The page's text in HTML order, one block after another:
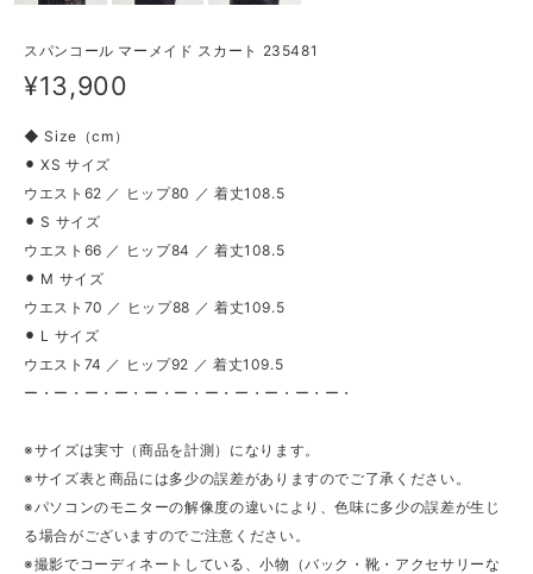
スパンコール マーメイド スカート 235481
¥13,900
◆ Size（cm）
⚫︎ XS サイズ
ウエスト62 ／ ヒップ80 ／ 着丈108.5
⚫︎ S サイズ
ウエスト66 ／ ヒップ84 ／ 着丈108.5
⚫︎ M サイズ
ウエスト70 ／ ヒップ88 ／ 着丈109.5
⚫︎ L サイズ
ウエスト74 ／ ヒップ92 ／ 着丈109.5
ー・ー・ー・ー・ー・ー・ー・ー・ー・ー・ー・
※サイズは実寸（商品を計測）になります。
※サイズ表と商品には多少の誤差がありますのでご了承ください。
※パソコンのモニターの解像度の違いにより、色味に多少の誤差が生じ
る場合がございますのでご注意ください。
※撮影でコーディネートしている、小物（バック・靴・アクセサリーな